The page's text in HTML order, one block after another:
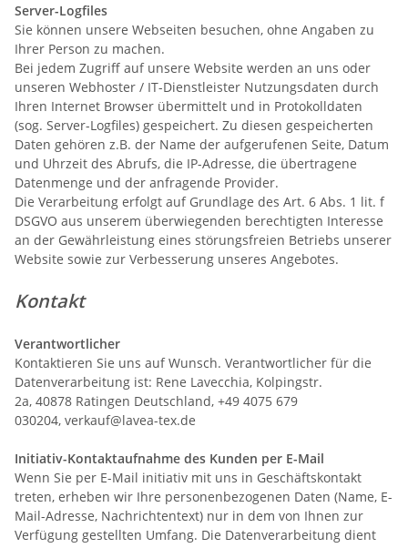
Server-Logfiles
Sie können unsere Webseiten besuchen, ohne Angaben zu
Ihrer Person zu machen.
Bei jedem Zugriff auf unsere Website werden an uns oder
unseren Webhoster / IT-Dienstleister Nutzungsdaten durch
Ihren Internet Browser übermittelt und in Protokolldaten
(sog. Server-Logfiles) gespeichert. Zu diesen gespeicherten
Daten gehören z.B. der Name der aufgerufenen Seite, Datum
und Uhrzeit des Abrufs, die IP-Adresse, die übertragene
Datenmenge und der anfragende Provider.
Die Verarbeitung erfolgt auf Grundlage des Art. 6 Abs. 1 lit. f
DSGVO aus unserem überwiegenden berechtigten Interesse
an der Gewährleistung eines störungsfreien Betriebs unserer
Website sowie zur Verbesserung unseres Angebotes.
Kontakt
Verantwortlicher
Kontaktieren Sie uns auf Wunsch. Verantwortlicher für die
Datenverarbeitung ist: Rene Lavecchia, Kolpingstr.
2a, 40878 Ratingen Deutschland, +49 4075 679
030204, verkauf@lavea-tex.de
Initiativ-Kontaktaufnahme des Kunden per E-Mail
Wenn Sie per E-Mail initiativ mit uns in Geschäftskontakt
treten, erheben wir Ihre personenbezogenen Daten (Name, E-
Mail-Adresse, Nachrichtentext) nur in dem von Ihnen zur
Verfügung gestellten Umfang. Die Datenverarbeitung dient